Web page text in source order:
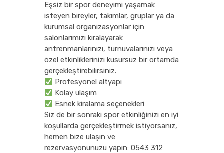
Eşsiz bir spor deneyimi yaşamak
isteyen bireyler, takımlar, gruplar ya da
kurumsal organizasyonlar için
salonlarımızı kiralayarak
antrenmanlarınızı, turnuvalarınızı veya
özel etkinliklerinizi kusursuz bir ortamda
gerçekleştirebilirsiniz.
Profesyonel altyapı
Kolay ulaşım
Esnek kiralama seçenekleri
Siz de bir sonraki spor etkinliğinizi en iyi
koşullarda gerçekleştirmek istiyorsanız,
hemen bize ulaşın ve
rezervasyonunuzu yapın: 0543 312